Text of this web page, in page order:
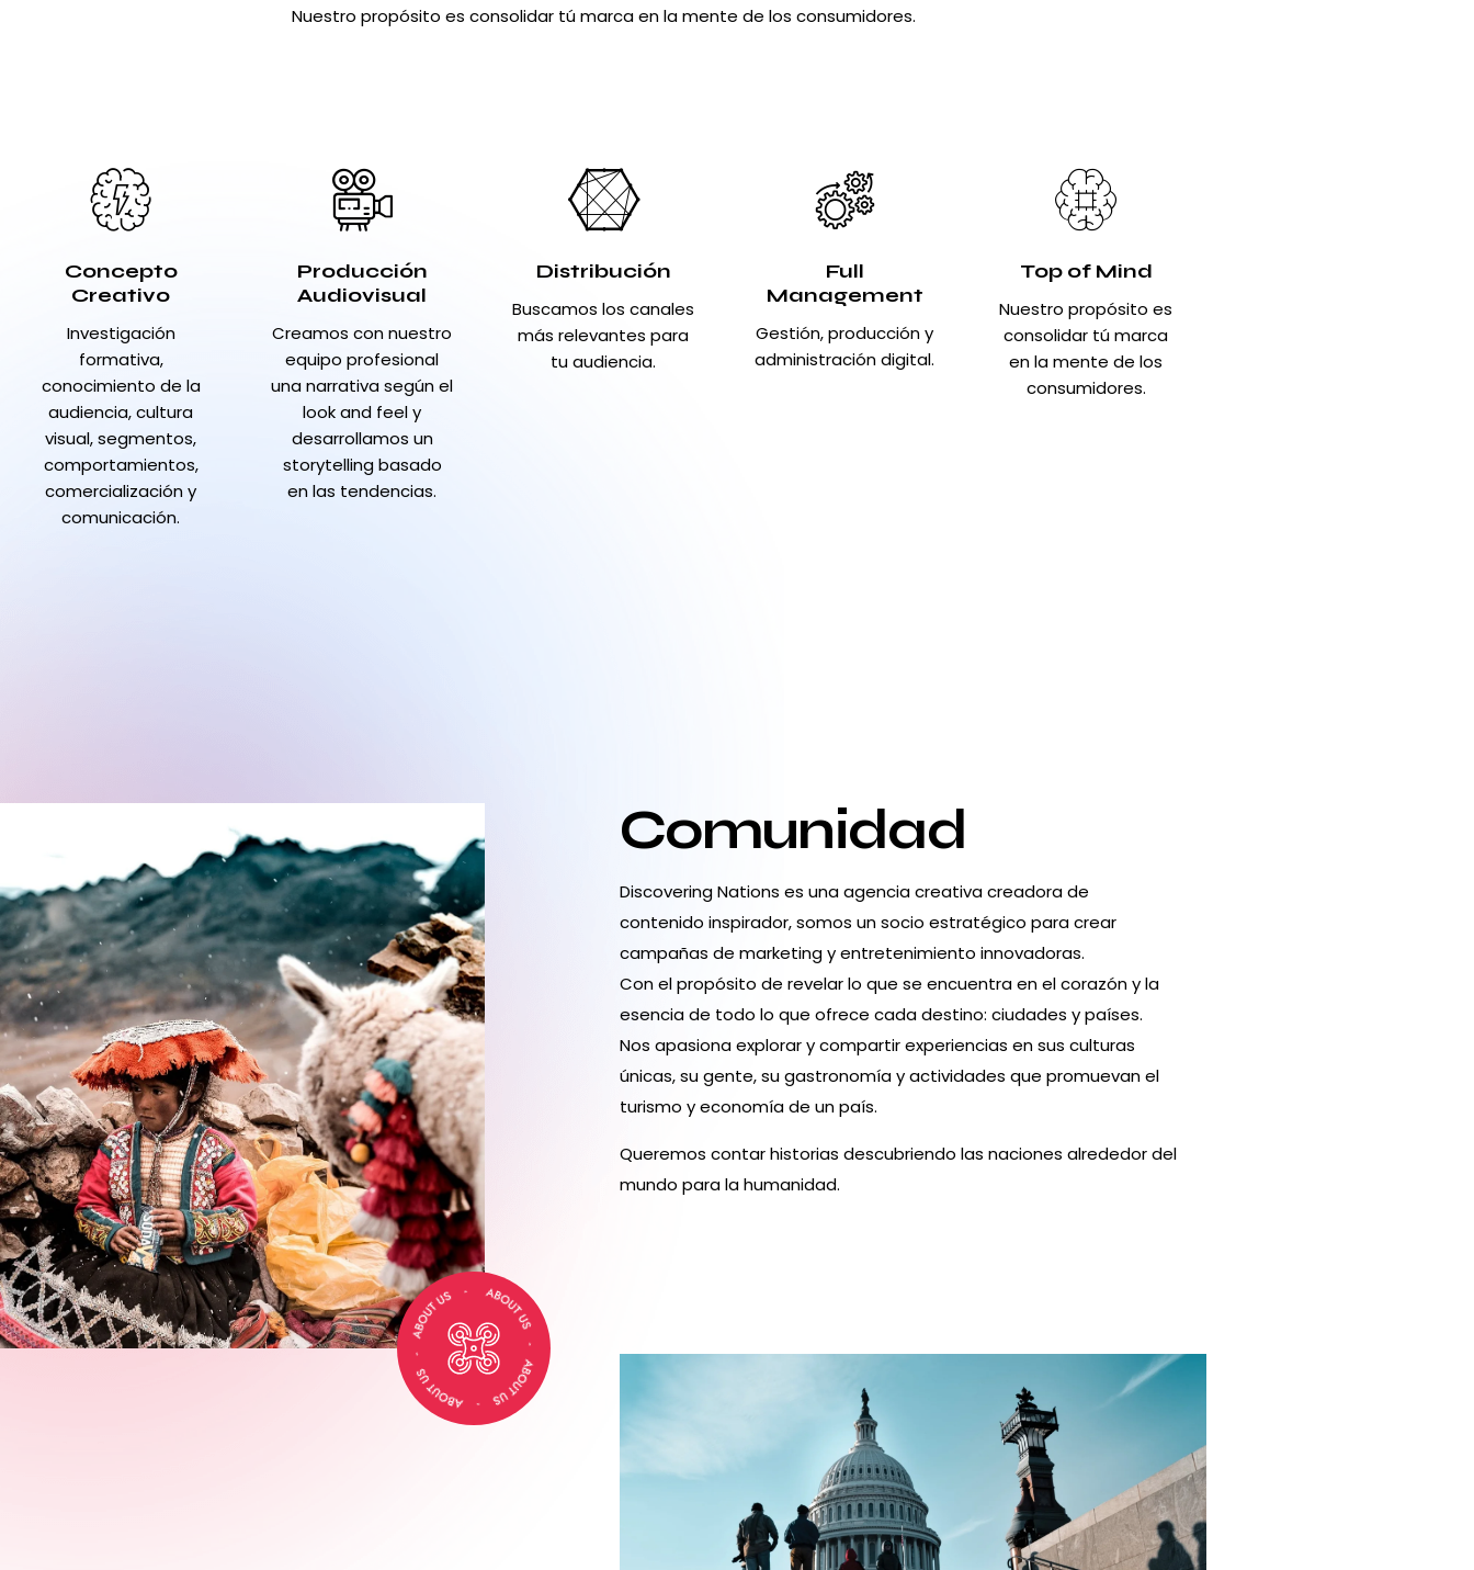
Nuestro propósito es consolidar tú marca en la mente de los consumidores.
Concepto
Creativo
Investigación
formativa,
conocimiento de la
audiencia, cultura
visual, segmentos,
comportamientos,
comercialización y
comunicación.
Producción
Audiovisual
Creamos con nuestro
equipo profesional
una narrativa según el
look and feel y
desarrollamos un
storytelling basado
en las tendencias.
Distribución
Buscamos los canales
más relevantes para
tu audiencia.
Full
Management
Gestión, producción y
administración digital.
Top of Mind
Nuestro propósito es
consolidar tú marca
en la mente de los
consumidores.
Comunidad
Discovering Nations es una agencia creativa creadora de
contenido inspirador, somos un socio estratégico para crear
campañas de marketing y entretenimiento innovadoras.
Con el propósito de revelar lo que se encuentra en el corazón y la
esencia de todo lo que ofrece cada destino: ciudades y países.
Nos apasiona explorar y compartir experiencias en sus culturas
únicas, su gente, su gastronomía y actividades que promuevan el
turismo y economía de un país.
Queremos contar historias descubriendo las naciones alrededor del
mundo para la humanidad.